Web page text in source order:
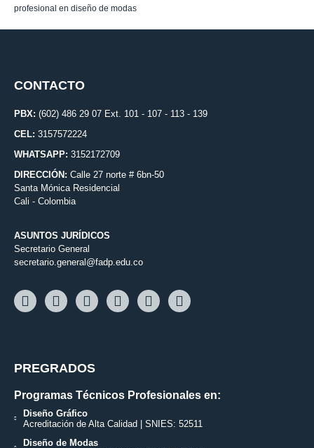
profesional en diseño de modas
CONTACTO
PBX: (602) 486 29 07 Ext. 101 - 107 - 113 - 139
CEL: 3157572224
WHATSAPP: 3152172709
DIRECCIÓN: Calle 27 norte # 6bn-50
Santa Mónica Residencial
Cali - Colombia
ASUNTOS JURÍDICOS
Secretario General
secretario.general@fadp.edu.co
PREGRADOS
Programas Técnicos Profesionales en:
Diseño Gráfico
Acreditación de Alta Calidad | SNIES: 52511
Diseño de Modas